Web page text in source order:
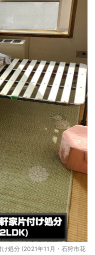
処分 (2021年11月・石狩市花